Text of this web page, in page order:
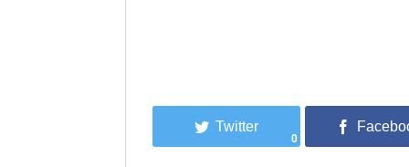
0